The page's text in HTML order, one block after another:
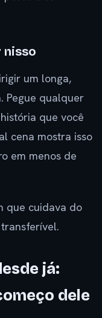
nisso
um longa,
Pegue qualquer
que você
cena mostra isso
em menos de
que cuidava do
já:
dele